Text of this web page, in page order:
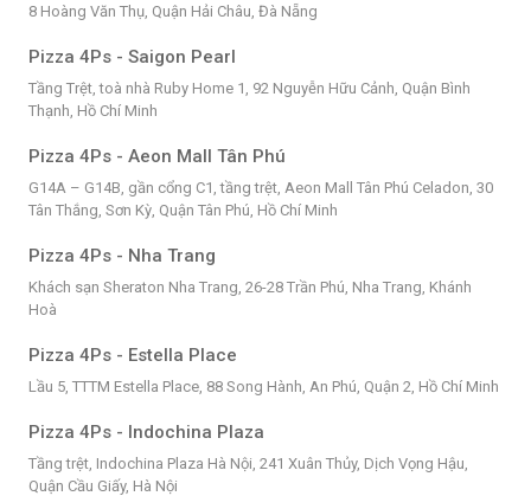
8 Hoàng Văn Thụ, Quận Hải Châu, Đà Nẵng
Pizza 4Ps - Saigon Pearl
Tầng Trệt, toà nhà Ruby Home 1, 92 Nguyễn Hữu Cảnh, Quận Bình
Thạnh, Hồ Chí Minh
Pizza 4Ps - Aeon Mall Tân Phú
G14A – G14B, gần cổng C1, tầng trệt, Aeon Mall Tân Phú Celadon, 30
Tân Thắng, Sơn Kỳ, Quận Tân Phú, Hồ Chí Minh
Pizza 4Ps - Nha Trang
Khách sạn Sheraton Nha Trang, 26-28 Trần Phú, Nha Trang, Khánh
Hoà
Pizza 4Ps - Estella Place
Lầu 5, TTTM Estella Place, 88 Song Hành, An Phú, Quận 2, Hồ Chí Minh
Pizza 4Ps - Indochina Plaza
Tầng trệt, Indochina Plaza Hà Nội, 241 Xuân Thủy, Dịch Vọng Hậu,
Quận Cầu Giấy, Hà Nội